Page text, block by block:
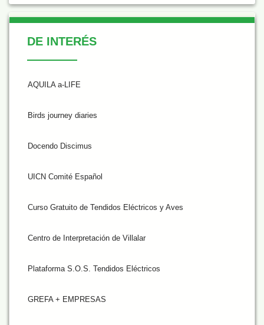
De Interés
DE INTERÉS
AQUILA a-LIFE
Birds journey diaries
Docendo Discimus
UICN Comité Español
Curso Gratuito de Tendidos Eléctricos y Aves
Centro de Interpretación de Villalar
Plataforma S.O.S. Tendidos Eléctricos
GREFA + EMPRESAS